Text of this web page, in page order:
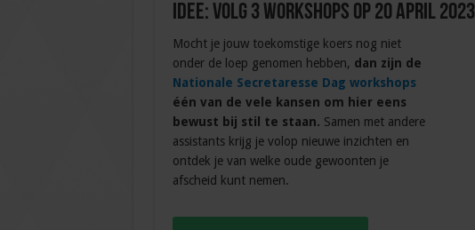
Idee: volg 3 workshops op 20 april 2023
Mocht je jouw toekomstige koers nog niet
onder de loep genomen hebben, dan zijn de
Nationale Secretaresse Dag workshops
één van de vele kansen om hier eens
bewust bij stil te staan. Samen met andere
assistants krijg je volop nieuwe inzichten en
ontdek je van welke oude gewoonten je
afscheid kunt nemen.